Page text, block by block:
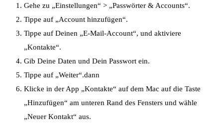
Gehe zu „Einstellungen“ > „Passwörter & Accounts“.
Tippe auf „Account hinzufügen“.
Tippe auf Deinen „E-Mail-Account“, und aktiviere
„Kontakte“.
Gib Deine Daten und Dein Passwort ein.
Tippe auf „Weiter“.dann
Klicke in der App „Kontakte“ auf dem Mac auf die Taste
„Hinzufügen“ am unteren Rand des Fensters und wähle
„Neuer Kontakt“ aus.